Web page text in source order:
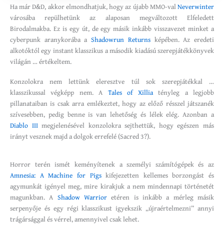
Ha már D&D, akkor elmondhatjuk, hogy az újabb MMO-valNeverwinter
városába repülhetünk az alaposan megváltozott Elfeledett
Birodalmakba. Ez is egy út, de egy másik inkább visszavezet minket a
cyberpunk aranykorába aShadowrun Returnsképében. Az eredeti
alkotóktól egy instant klasszikus a második kiadású szerepjátékkönyvek
világán … értékeltem.
Konzolokra nem lettünk eleresztve túl sok szerepjátékkal …
klasszikussal végképp nem. A Tales of Xilliatényleg a legjobb
pillanataiban is csak arra emlékeztet, hogy az előző résszel játszanék
szívesebben, pedig benne is van lehetőség és lélek elég. Azonban a
Diablo IIImegjelenésével konzolokra sejthettük, hogy egészen más
irányt vesznek majd a dolgok errefelé (Sacred 3?).
Horror terén ismét keményítenek a személyi számítógépek és az
Amnesia: A Machine for Pigskifejezetten kellemes borzongást és
agymunkát igényel meg, mire kirakjuk a nem mindennapi történetét
magunkban. A Shadow Warrior etéren is inkább a mérleg másik
serpenyője és egy régi klasszikust igyekszik „újraértelmezni” annyi
trágársággal és vérrel, amennyivel csak lehet.